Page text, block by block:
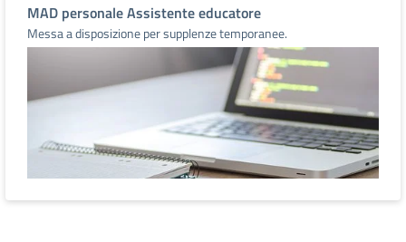
MAD personale Assistente educatore
Messa a disposizione per supplenze temporanee.